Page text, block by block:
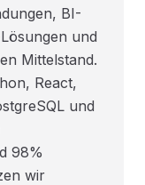
BI-
und
Mittelstand.
React,
und
98%
wir